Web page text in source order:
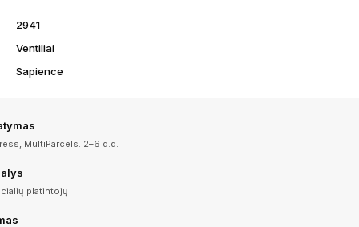
2941
Ventiliai
Sapience
MultiParcels. 2–6 d.d.
platintojų